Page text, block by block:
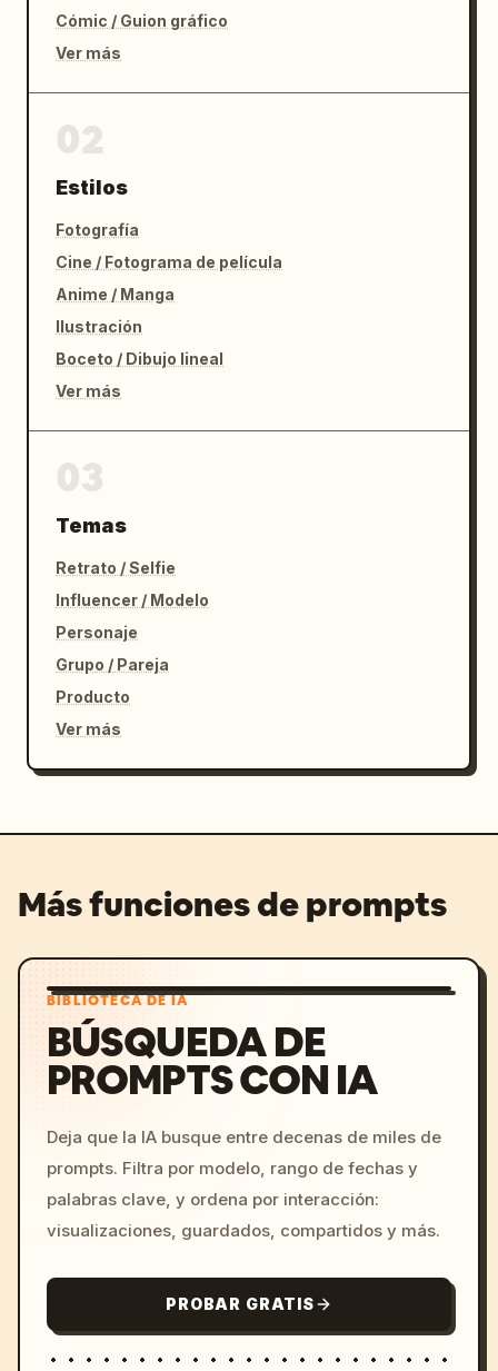
Cómic / Guion gráfico
Ver más
Estilos
Fotografía
Cine / Fotograma de película
Anime / Manga
Ilustración
Boceto / Dibujo lineal
Ver más
Temas
Retrato / Selfie
Influencer / Modelo
Personaje
Grupo / Pareja
Producto
Ver más
Más funciones de prompts
BIBLIOTECA DE IA
BÚSQUEDA DE
PROMPTS CON IA
Deja que la IA busque entre decenas de miles de
prompts. Filtra por modelo, rango de fechas y
palabras clave, y ordena por interacción:
visualizaciones, guardados, compartidos y más.
PROBAR GRATIS